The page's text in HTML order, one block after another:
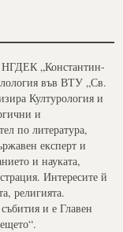
„Константин-
във ВТУ „Св.
Културология и
и
по литература,
експерт и
и науката,
Интересите й
религията.
и е Главен